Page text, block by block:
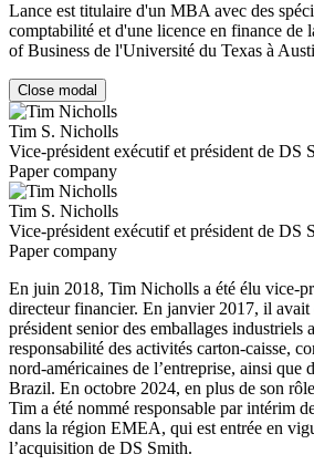
Lance est titulaire d'un MBA avec des
comptabilité et d'une licence en finance de
of Business de l'Université du Texas à
Close modal
Tim S. Nicholls
Vice-président exécutif et président de DS
Paper company
Tim S. Nicholls
Vice-président exécutif et président de DS
Paper company
En juin 2018, Tim Nicholls a été élu vice-
directeur financier. En janvier 2017, il avait
président senior des emballages industriels
responsabilité des activités carton-caisse,
nord-américaines de l’entreprise, ainsi que
Brazil. En octobre 2024, en plus de son
Tim a été nommé responsable par intérim
dans la région EMEA, qui est entrée en
l’acquisition de DS Smith.